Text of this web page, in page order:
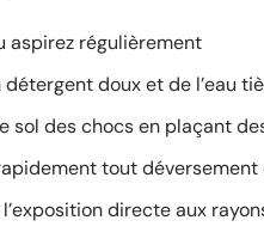
aspirez régulièrement
détergent doux et de l’eau
sol des chocs en plaçant
tout
directe aux